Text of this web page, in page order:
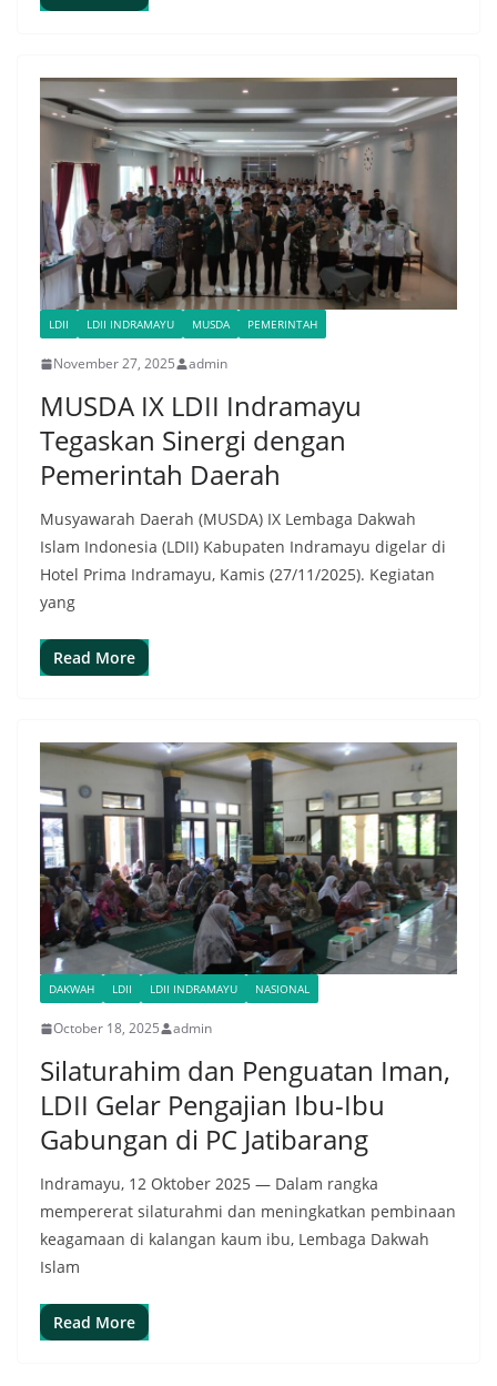
LDII LDII INDRAMAYU MUSDA PEMERINTAH
November 27, 2025 admin
MUSDA IX LDII Indramayu
Tegaskan Sinergi dengan
Pemerintah Daerah
Musyawarah Daerah (MUSDA) IX Lembaga Dakwah
Islam Indonesia (LDII) Kabupaten Indramayu digelar di
Hotel Prima Indramayu, Kamis (27/11/2025). Kegiatan
yang
Read More
DAKWAH LDII LDII INDRAMAYU NASIONAL
October 18, 2025 admin
Silaturahim dan Penguatan Iman,
LDII Gelar Pengajian Ibu-Ibu
Gabungan di PC Jatibarang
Indramayu, 12 Oktober 2025 — Dalam rangka
mempererat silaturahmi dan meningkatkan pembinaan
keagamaan di kalangan kaum ibu, Lembaga Dakwah
Islam
Read More